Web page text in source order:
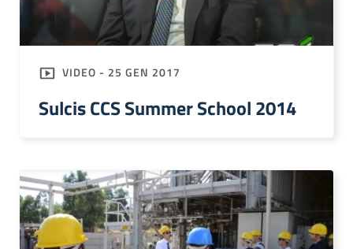
VIDEO - 25 GEN 2017
Sulcis CCS Summer School 2014